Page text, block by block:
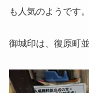
も人気のようです。
御城印は、復原町